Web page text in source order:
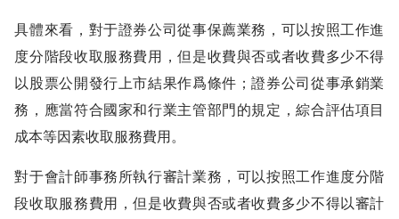
具體來看，對于證券公司從事保薦業務，可以按照工作進
度分階段收取服務費用，但是收費與否或者收費多少不得
以股票公開發行上市結果作爲條件；證券公司從事承銷業
務，應當符合國家和行業主管部門的規定，綜合評估項目
成本等因素收取服務費用。
對于會計師事務所執行審計業務，可以按照工作進度分階
段收取服務費用，但是收費與否或者收費多少不得以審計